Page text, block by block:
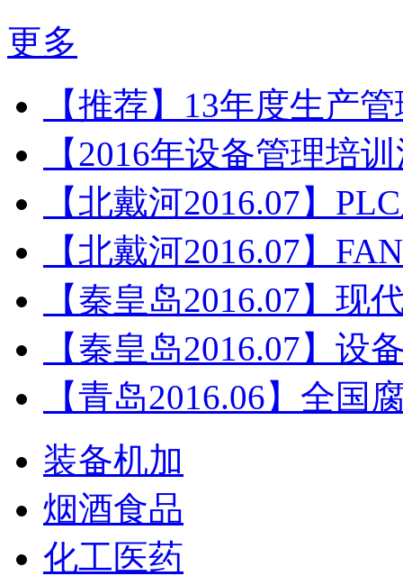
更多
【推荐】13年度生产
【2016年设备管理培
【北戴河2016.07】
【北戴河2016.07】
【秦皇岛2016.07】现
【秦皇岛2016.07】设
【青岛2016.06】全国
装备机加
烟酒食品
化工医药